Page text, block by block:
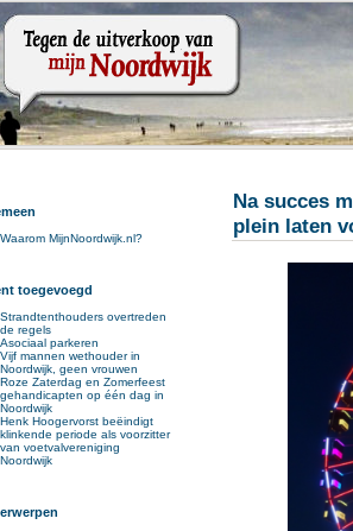
Na succes
plein laten
Waarom MijnNoordwijk.nl?
toegevoegd
Strandtenthouders overtreden
de regels
Asociaal parkeren
Vijf mannen wethouder in
Noordwijk, geen vrouwen
Roze Zaterdag en Zomerfeest
gehandicapten op één dag in
Noordwijk
Henk Hoogervorst beëindigt
klinkende periode als voorzitter
van voetvalvereniging
Noordwijk